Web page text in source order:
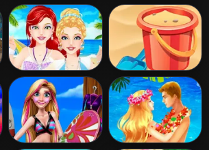
Froyo Bar Street Shot
Princess Summer
Designer
Sand Trap